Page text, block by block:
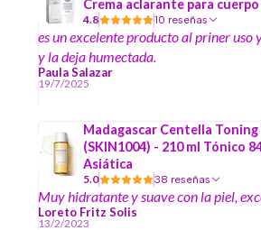
Crema aclarante para
4.8 10 reseñas
es un excelente producto al priner uso
y la deja humectada.
Paula Salazar
19/7/2025
Madagascar Centella
(SKIN1004) - 210 ml Tónico
Asiática
5.0 38 reseñas
Muy hidratante y suave con la piel,
Loreto Fritz Solis
13/2/2023